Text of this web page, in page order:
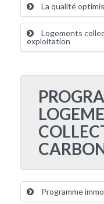
La qualité
Logements
exploitation
Programme